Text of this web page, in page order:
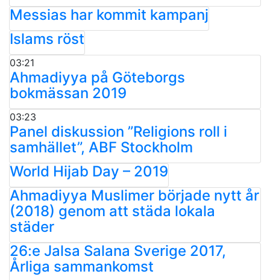
Messias har kommit kampanj
Islams röst
03:21
Ahmadiyya på Göteborgs
bokmässan 2019
03:23
Panel diskussion ”Religions roll i
samhället”, ABF Stockholm
World Hijab Day – 2019
Ahmadiyya Muslimer började nytt år
(2018) genom att städa lokala
städer
26:e Jalsa Salana Sverige 2017,
Årliga sammankomst